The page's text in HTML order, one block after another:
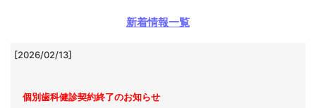
新着情報一覧
[2026/02/13]
個別歯科健診契約終了のお知らせ